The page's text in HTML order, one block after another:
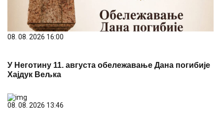
08. 08. 2026 16:00
У Неготину 11. августа обележавање Дана погибије
Хајдук Вељка
08. 08. 2026 13:46